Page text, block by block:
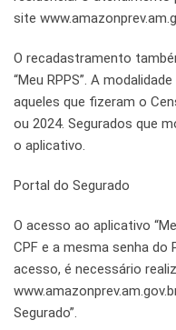
site
O recadastramento
“Meu RPPS”. A
aqueles que fizeram o
ou 2024. Segurados que
o aplicativo.
Portal do Segurado
O acesso ao aplicativo
CPF e a mesma senha do
acesso, é necessário
Segurado”.